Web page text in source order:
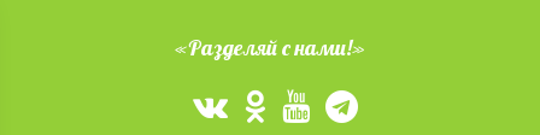
«Разделяй с нами!»